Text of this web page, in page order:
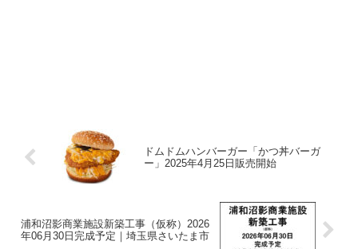
ドムドムハンバーガー「かつ丼バーガ
ー」2025年4月25日販売開始
浦和沼影商業施設新築工事（仮称）2026
年06月30日完成予定｜埼玉県さいたま市